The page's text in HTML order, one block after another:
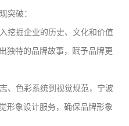
突破：
挖掘企业的历史、文化和价值
独特的品牌故事，赋予品牌更
、色彩系统到视觉规范，宁波
形象设计服务，确保品牌形象